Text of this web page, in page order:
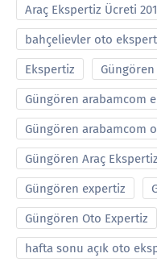
Araç Ekspertiz Ücreti
bahçelievler oto
Ekspertiz
Güngören arabamcom
Güngören arabamcom
Güngören Araç Ekspertiz
Güngören expertiz
Güngören Oto Expertiz
hafta sonu açık oto